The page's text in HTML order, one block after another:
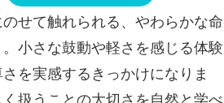
せて触れられる、やわらかな命
小さな鼓動や軽さを感じる体験
を実感するきっかけになりま
扱うことの大切さを自然と学べ